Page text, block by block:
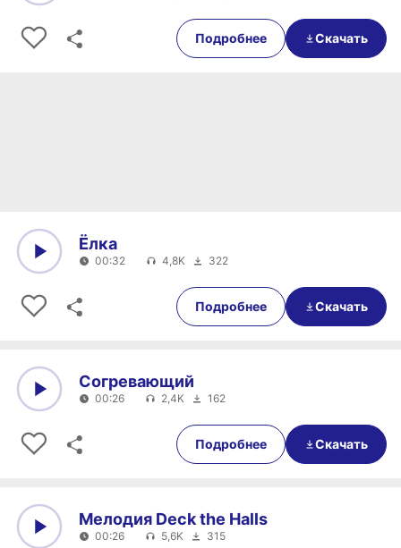
0:00
Подробнее Скачать
00:32
Ёлка
00:32 4,8K 322
Подробнее Скачать
00:26
Согревающий
00:26 2,4K 162
Подробнее Скачать
Мелодия Deck the Halls
00:26 5,6K 315